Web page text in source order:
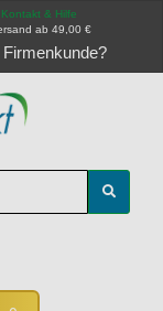
Kontakt & Hilfe
ab 49,00 €
Firmenkunde?